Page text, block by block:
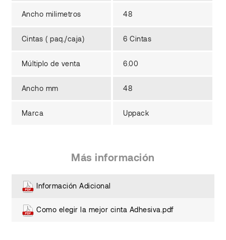
Ancho milimetros 48
Cintas ( paq./caja) 6 Cintas
Múltiplo de venta 6.00
Ancho mm 48
Marca Uppack
Más información
Información Adicional
Como elegir la mejor cinta Adhesiva.pdf